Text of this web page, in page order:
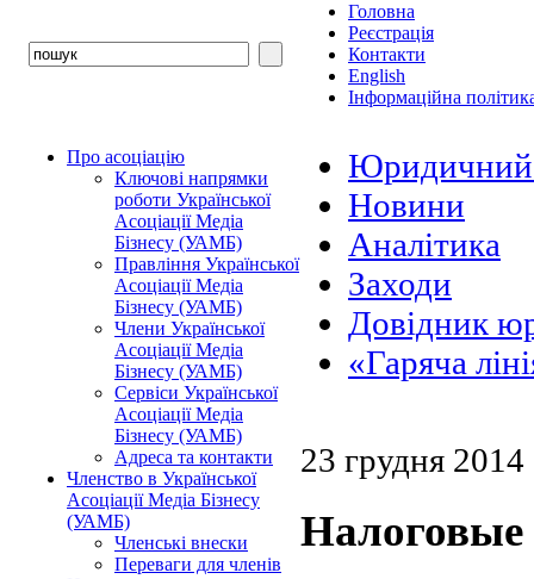
Головна
Реєстрація
Контакти
English
Інформаційна
Про асоціацію
Ключові напрямки
роботи Української
Асоціації Медіа
Бізнесу (УАМБ)
Правління Української
Асоціації Медіа
Бізнесу (УАМБ)
Члени Української
Асоціації Медіа
Бізнесу (УАМБ)
Сервіси Української
Асоціації Медіа
Бізнесу (УАМБ)
Адреса та контакти
Членство в Української
Асоціації Медіа Бізнесу
(УАМБ)
Членські внески
Переваги для членів
Юридичний
Новини
Аналітика
Заходи
Довідник
«Гаряча
23 грудня 2014
Налоговые